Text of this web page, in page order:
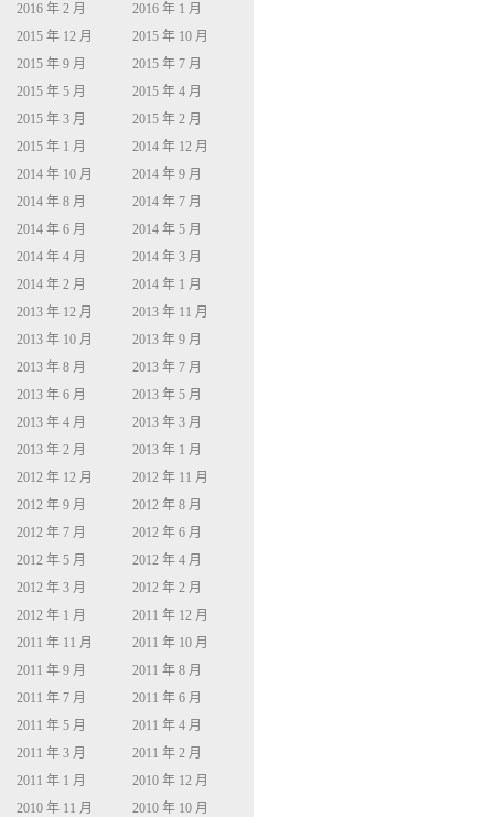
2016 年 2 月
2016 年 1 月
2015 年 12 月
2015 年 10 月
2015 年 9 月
2015 年 7 月
2015 年 5 月
2015 年 4 月
2015 年 3 月
2015 年 2 月
2015 年 1 月
2014 年 12 月
2014 年 10 月
2014 年 9 月
2014 年 8 月
2014 年 7 月
2014 年 6 月
2014 年 5 月
2014 年 4 月
2014 年 3 月
2014 年 2 月
2014 年 1 月
2013 年 12 月
2013 年 11 月
2013 年 10 月
2013 年 9 月
2013 年 8 月
2013 年 7 月
2013 年 6 月
2013 年 5 月
2013 年 4 月
2013 年 3 月
2013 年 2 月
2013 年 1 月
2012 年 12 月
2012 年 11 月
2012 年 9 月
2012 年 8 月
2012 年 7 月
2012 年 6 月
2012 年 5 月
2012 年 4 月
2012 年 3 月
2012 年 2 月
2012 年 1 月
2011 年 12 月
2011 年 11 月
2011 年 10 月
2011 年 9 月
2011 年 8 月
2011 年 7 月
2011 年 6 月
2011 年 5 月
2011 年 4 月
2011 年 3 月
2011 年 2 月
2011 年 1 月
2010 年 12 月
2010 年 11 月
2010 年 10 月